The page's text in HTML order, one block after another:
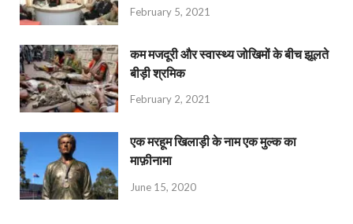
February 5, 2021
कम मजदूरी और स्वास्थ्य जोखिमों के बीच झूलते
बीड़ी श्रमिक
February 2, 2021
एक मरहूम खिलाड़ी के नाम एक मुल्क का
माफ़ीनामा
June 15, 2020